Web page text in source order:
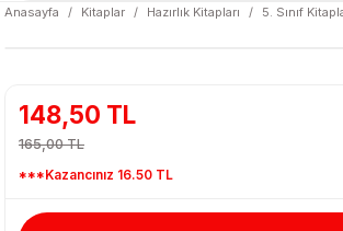
Anasayfa
Kitaplar Hazırlık Kitapları 5. Sınıf
148,50 TL
165,00 TL
***Kazancınız 16.50 TL